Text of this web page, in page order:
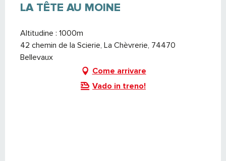
LA TÊTE AU MOINE
Altitudine : 1000m
42 chemin de la Scierie, La Chèvrerie, 74470
Bellevaux
Come arrivare
Vado in treno!